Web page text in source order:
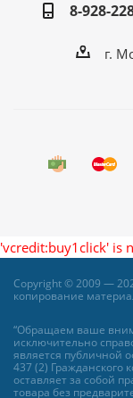
8-928-
г.
'vcredit:buy1click' is
Copyright © 2009 —
копирование
“Обращаем ваше
исключительно
является публичной
437 (2) Гражданского
оставляет за собой
товара без